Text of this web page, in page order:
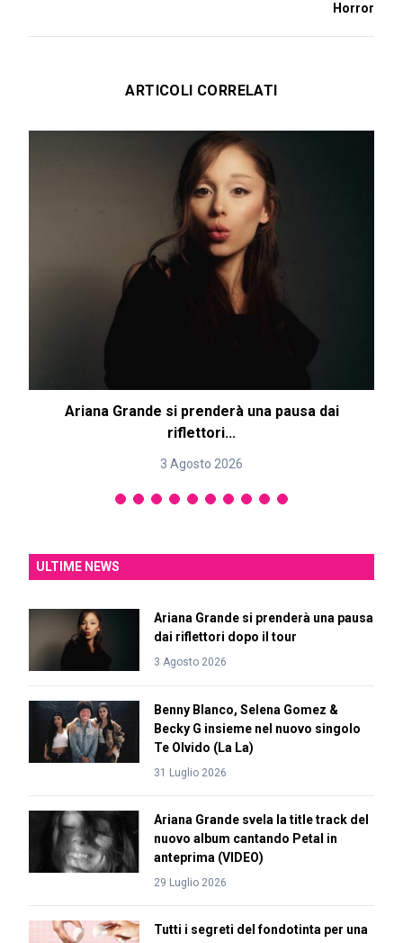
Horror
ARTICOLI CORRELATI
Ariana Grande si prenderà una pausa dai
riflettori...
3 Agosto 2026
ULTIME NEWS
Ariana Grande si prenderà una pausa
dai riflettori dopo il tour
3 Agosto 2026
Benny Blanco, Selena Gomez &
Becky G insieme nel nuovo singolo
Te Olvido (La La)
31 Luglio 2026
Ariana Grande svela la title track del
nuovo album cantando Petal in
anteprima (VIDEO)
29 Luglio 2026
Tutti i segreti del fondotinta per una